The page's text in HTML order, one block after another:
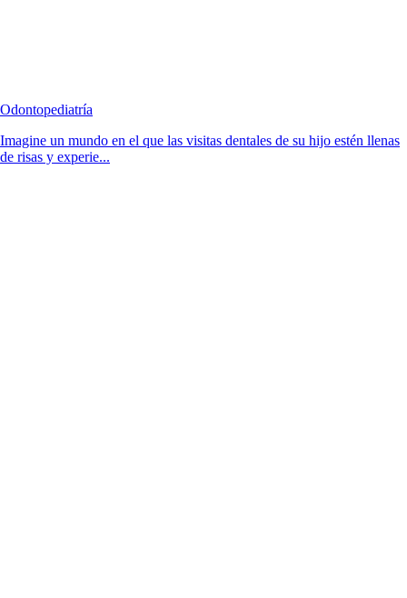
Odontopediatría
Imagine un mundo en el que las visitas dentales de su hijo estén llenas
de risas y experie...